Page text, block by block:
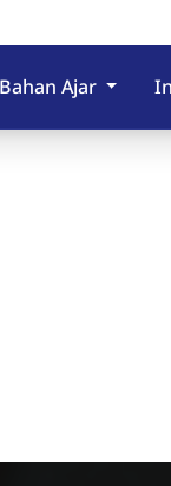
Bahan Ajar